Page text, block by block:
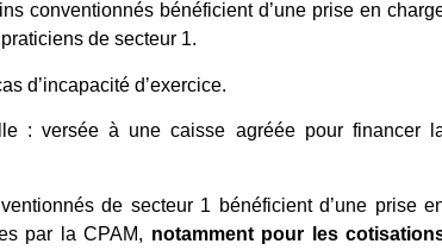
conventionnés bénéficient d’une prise en
de secteur 1.
d’incapacité d’exercice.
: versée à une caisse agréée pour financer
de secteur 1 bénéficient d’une prise
par la CPAM, notamment pour les